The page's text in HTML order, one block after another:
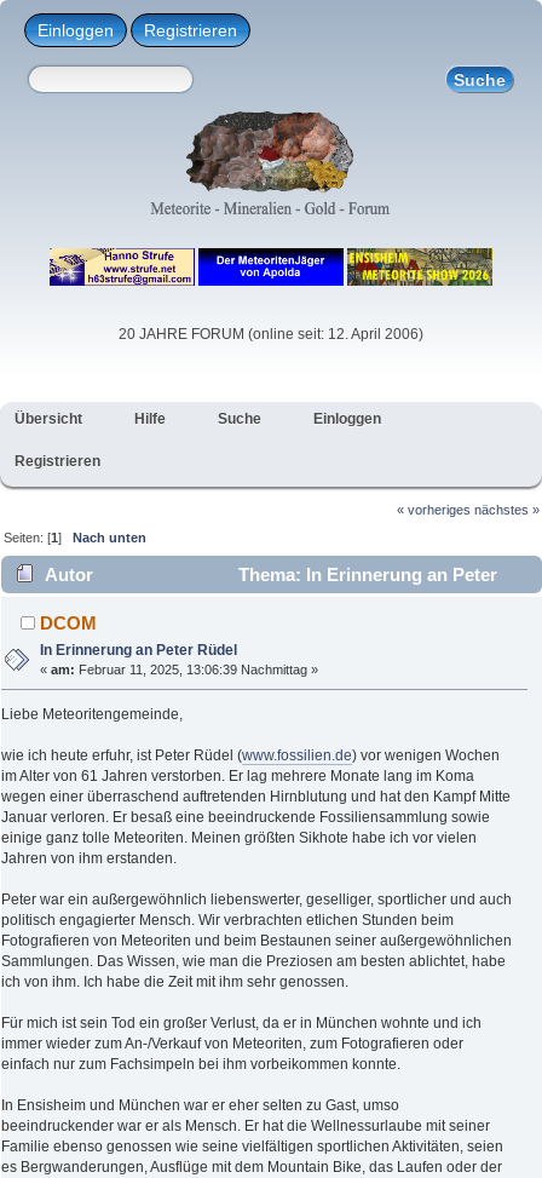
Einloggen Registrieren
20 JAHRE FORUM (online seit: 12. April 2006)
Übersicht Hilfe Suche Einloggen
Registrieren
« vorheriges nächstes »
Seiten: [1]Nach unten
Autor
Thema: In Erinnerung an Peter
Rüdel (Gelesen 1897 mal)
DCOM
In Erinnerung an Peter Rüdel
«am: Februar 11, 2025, 13:06:39 Nachmittag »
Liebe Meteoritengemeinde,
wie ich heute erfuhr, ist Peter Rüdel (www.fossilien.de) vor wenigen Wochen
im Alter von 61 Jahren verstorben. Er lag mehrere Monate lang im Koma
wegen einer überraschend auftretenden Hirnblutung und hat den Kampf Mitte
Januar verloren. Er besaß eine beeindruckende Fossiliensammlung sowie
einige ganz tolle Meteoriten. Meinen größten Sikhote habe ich vor vielen
Jahren von ihm erstanden.
Peter war ein außergewöhnlich liebenswerter, geselliger, sportlicher und auch
politisch engagierter Mensch. Wir verbrachten etlichen Stunden beim
Fotografieren von Meteoriten und beim Bestaunen seiner außergewöhnlichen
Sammlungen. Das Wissen, wie man die Preziosen am besten ablichtet, habe
ich von ihm. Ich habe die Zeit mit ihm sehr genossen.
Für mich ist sein Tod ein großer Verlust, da er in München wohnte und ich
immer wieder zum An-/Verkauf von Meteoriten, zum Fotografieren oder
einfach nur zum Fachsimpeln bei ihm vorbeikommen konnte.
In Ensisheim und München war er eher selten zu Gast, umso
beeindruckender war er als Mensch. Er hat die Wellnessurlaube mit seiner
Familie ebenso genossen wie seine vielfältigen sportlichen Aktivitäten, seien
es Bergwanderungen, Ausflüge mit dem Mountain Bike, das Laufen oder der